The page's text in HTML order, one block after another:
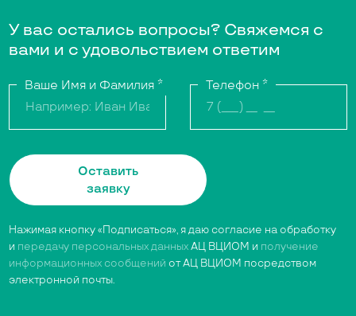
У вас остались вопросы? Свяжемся с
вами и с удовольствием ответим
Ваше Имя и Фамилия* Телефон *
Оставить
заявку
Нажимая кнопку «Подписаться», я даю согласие на обработку
и передачу персональных данныхАЦ ВЦИОМ и получение
информационных сообщений от АЦ ВЦИОМ посредством
электронной почты.